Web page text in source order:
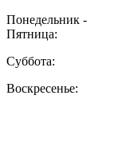
Понедельник -
Пятница:
Суббота:
Воскресенье: